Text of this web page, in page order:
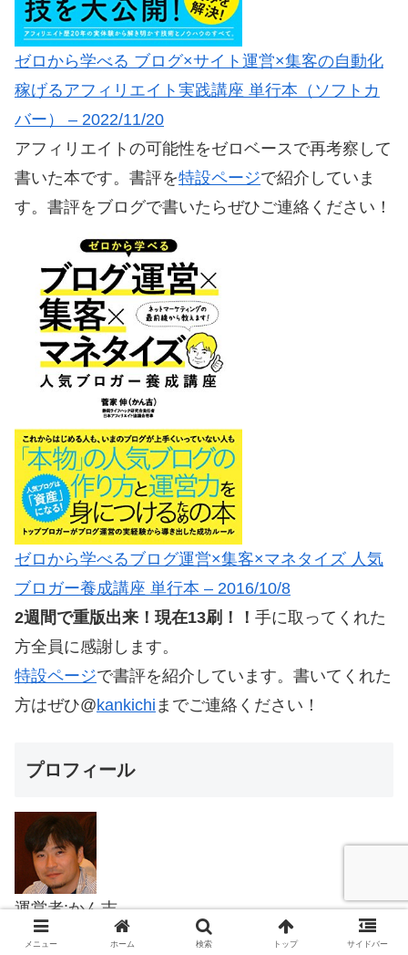
ゼロから学べる ブログ×サイト運営×集客の自動化
稼げるアフィリエイト実践講座 単行本（ソフトカ
バー） – 2022/11/20
アフィリエイトの可能性をゼロベースで再考察して
書いた本です。書評を特設ページで紹介していま
す。書評をブログで書いたらぜひご連絡ください！
ゼロから学べるブログ運営×集客×マネタイズ 人気
ブロガー養成講座 単行本 – 2016/10/8
2週間で重版出来！現在13刷！！ 手に取ってくれた
方全員に感謝します。
特設ページで書評を紹介しています。書いてくれた
方はぜひ@kankichi までご連絡ください！
プロフィール
運営者:かん吉
サブスリー&市民ランナーグランドスラム達成。ブ
メニュー ホーム 検索 トップ サイドバー